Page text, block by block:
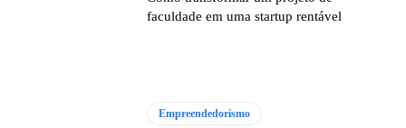
faculdade em uma startup rentável
Empreendedorismo